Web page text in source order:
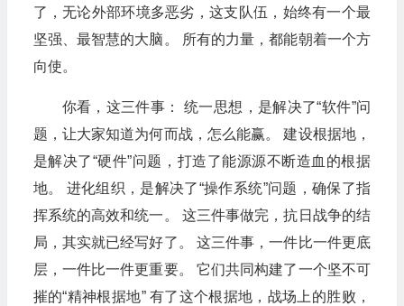
了，无论外部环境多恶劣，这支队伍，始终有一个最
坚强、最智慧的大脑。 所有的力量，都能朝着一个方
向使。
你看，这三件事： 统一思想，是解决了“软件”问
题，让大家知道为何而战，怎么能赢。 建设根据地，
是解决了“硬件”问题，打造了能源源不断造血的根据
地。 进化组织，是解决了“操作系统”问题，确保了指
挥系统的高效和统一。 这三件事做完，抗日战争的结
局，其实就已经写好了。 这三件事，一件比一件更底
层，一件比一件更重要。 它们共同构建了一个坚不可
摧的“精神根据地” 有了这个根据地，战场上的胜败，